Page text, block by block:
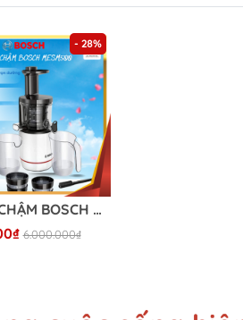
- 28%
MÁY ÉP CHẬM BOSCH MESM500
6.000.000₫